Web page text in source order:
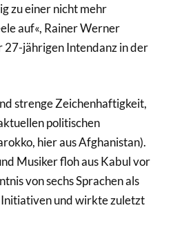
zu einer nicht mehr
auf«, Rainer Werner
27-jährigen Intendanz in der
strenge Zeichenhaftigkeit,
politischen
hier aus Afghanistan).
Musiker floh aus Kabul vor
von sechs Sprachen als
und wirkte zuletzt